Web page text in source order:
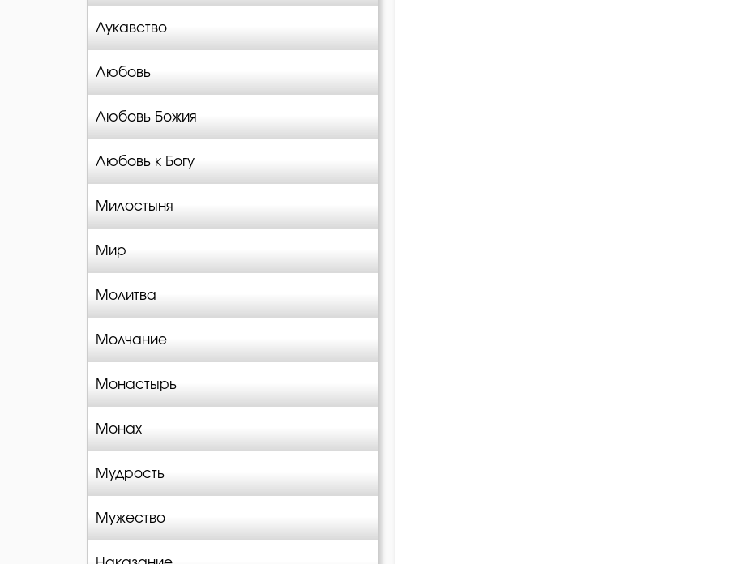
Лукавство
Любовь
Любовь Божия
Любовь к Богу
Милостыня
Мир
Молитва
Молчание
Монастырь
Монах
Мудрость
Мужество